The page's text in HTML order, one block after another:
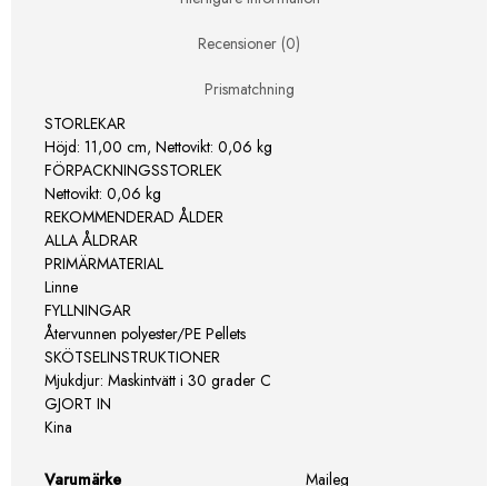
Recensioner (0)
Prismatchning
STORLEKAR
Höjd: 11,00 cm, Nettovikt: 0,06 kg
FÖRPACKNINGSSTORLEK
Nettovikt: 0,06 kg
REKOMMENDERAD ÅLDER
ALLA ÅLDRAR
PRIMÄRMATERIAL
Linne
FYLLNINGAR
Återvunnen polyester/PE Pellets
SKÖTSELINSTRUKTIONER
Mjukdjur: Maskintvätt i 30 grader C
GJORT IN
Kina
Varumärke Maileg